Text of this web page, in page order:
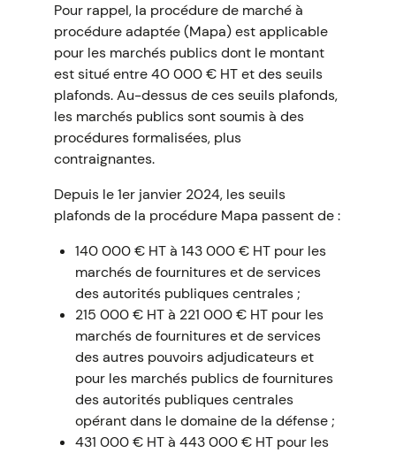
Pour rappel, la procédure de marché à
procédure adaptée (Mapa) est applicable
pour les marchés publics dont le montant
est situé entre 40 000 € HT et des seuils
plafonds. Au-dessus de ces seuils plafonds,
les marchés publics sont soumis à des
procédures formalisées, plus
contraignantes.
Depuis le 1er janvier 2024, les seuils
plafonds de la procédure Mapa passent de :
140 000 € HT à 143 000 € HT pour les
marchés de fournitures et de services
des autorités publiques centrales ;
215 000 € HT à 221 000 € HT pour les
marchés de fournitures et de services
des autres pouvoirs adjudicateurs et
pour les marchés publics de fournitures
des autorités publiques centrales
opérant dans le domaine de la défense ;
431 000 € HT à 443 000 € HT pour les